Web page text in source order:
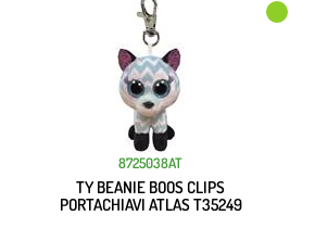
8725038AT
TY BEANIE BOOS CLIPS
PORTACHIAVI ATLAS T35249